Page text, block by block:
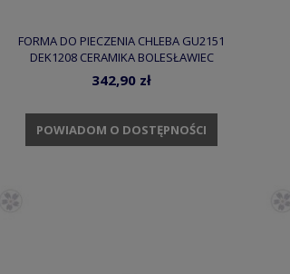
FORMA DO PIECZENIA CHLEBA GU2151
DEK1208 CERAMIKA BOLESŁAWIEC
342,90 zł
POWIADOM O DOSTĘPNOŚCI